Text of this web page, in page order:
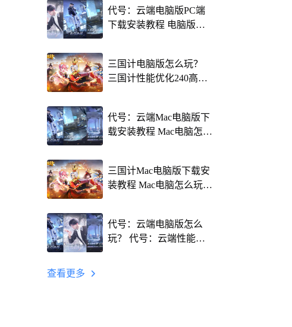
代号：云端电脑版PC端
下载安装教程 电脑版怎
三国计电脑版怎么玩？
三国计性能优化240高帧
代号：云端Mac电脑版下
载安装教程 Mac电脑怎么
三国计Mac电脑版下载安
装教程 Mac电脑怎么玩三
代号：云端电脑版怎么
玩？ 代号：云端性能优
查看更多